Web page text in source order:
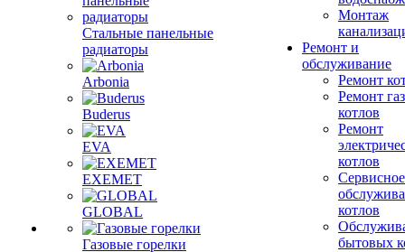
Стальные панельные
радиаторы
Arbonia
Buderus
EVA
EXEMET
GLOBAL
Газовые горелки
Монтаж
Ремонт и
обслуживание
Ремонт
Ремонт
котлов
Ремонт
котлов
Сервисное
котлов
бытовых